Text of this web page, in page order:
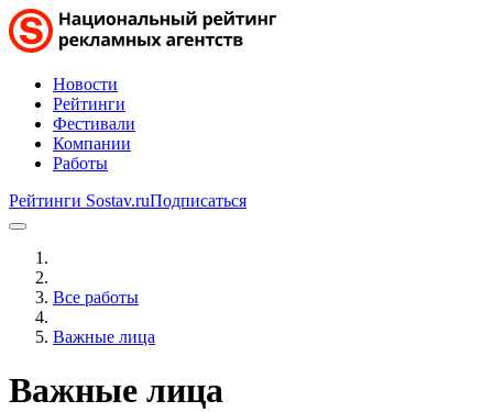
Новости
Рейтинги
Фестивали
Компании
Работы
Рейтинги Sostav.ruПодписаться
Все работы
Важные лица
Важные лица